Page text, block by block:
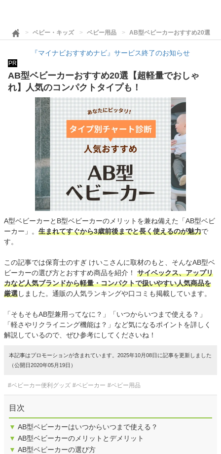
ベビー・キッズ ベビー用品 AB型ベビーカーおすすめ20選【
『マイナビおすすめナビ』サービス終了のお知らせ
PR
AB型ベビーカーおすすめ20選【超軽量でおしゃ
れ】人気のコンパクトタイプも！
A型ベビーカーとB型ベビーカーのメリットを兼ね備えた「AB型ベビ
ーカー」。 生まれてすぐから3歳前後までと長く使えるのが魅力で
す。
この記事では保育士のすぎ けいこさんに取材のもと、そんなAB型ベ
ビーカーの選び方とおすすめ商品を紹介！ サイベックス、アップリ
カなど人気ブランドから軽量・コンパクトで扱いやすい人気商品を
厳選しました。通販の人気ランキングや口コミも掲載しています。
「そもそもAB型兼用ってなに？」「いつからいつまで使える？」
「軽さやリクライニング機能は？」など気になるポイントを詳しく
解説しているので、ぜひ参考にしてくださいね！
本記事はプロモーションが含まれています。2025年10月08日に記事を更新しました
（公開日2020年05月19日）
#ベビーカー便利グッズ #ベビーカー #ベビー用品
目次
▼ AB型ベビーカーはいつからいつまで使える？
▼ AB型ベビーカーのメリットとデメリット
▼ AB型ベビーカーの選び方